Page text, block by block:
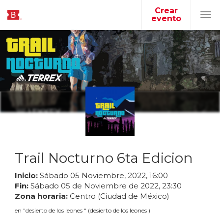
Crear
evento
Trail Nocturno 6ta Edicion
Inicio: Sábado 05 Noviembre, 2022, 16:00
Fin: Sábado 05 de Noviembre de 2022, 23:30
Zona horaria: Centro (Ciudad de México)
en "desierto de los leones " (desierto de los leones )